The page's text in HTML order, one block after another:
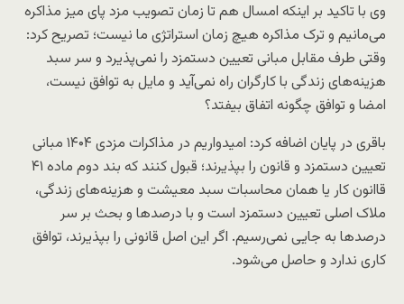
وی با تاکید بر اینکه امسال هم تا زمان تصویب مزد پای میز مذاکره
می‌مانیم و ترک مذاکره هیچ زمان استراتژی ما نیست؛ تصریح کرد:
وقتی طرف مقابل مبانی تعیین دستمزد را نمی‌پذیرد و سر سبد
هزینه‌های زندگی با کارگران راه نمی‌آید و مایل به توافق نیست،
امضا و توافق چگونه اتفاق بیفتد؟
باقری در پایان اضافه کرد: امیدواریم در مذاکرات مزدی ۱۴۰۴ مبانی
تعیین دستمزد و قانون را بپذیرند؛ قبول کنند که بند دوم ماده ۴۱
قاانون کار یا همان محاسبات سبد معیشت و هزینه‌های زندگی،
ملاک اصلی تعیین دستمزد است و با درصد‌ها و بحث بر سر
درصد‌ها به جایی نمی‌رسیم. اگر این اصل قانونی را بپذیرند، توافق
کاری ندارد و حاصل می‌شود.